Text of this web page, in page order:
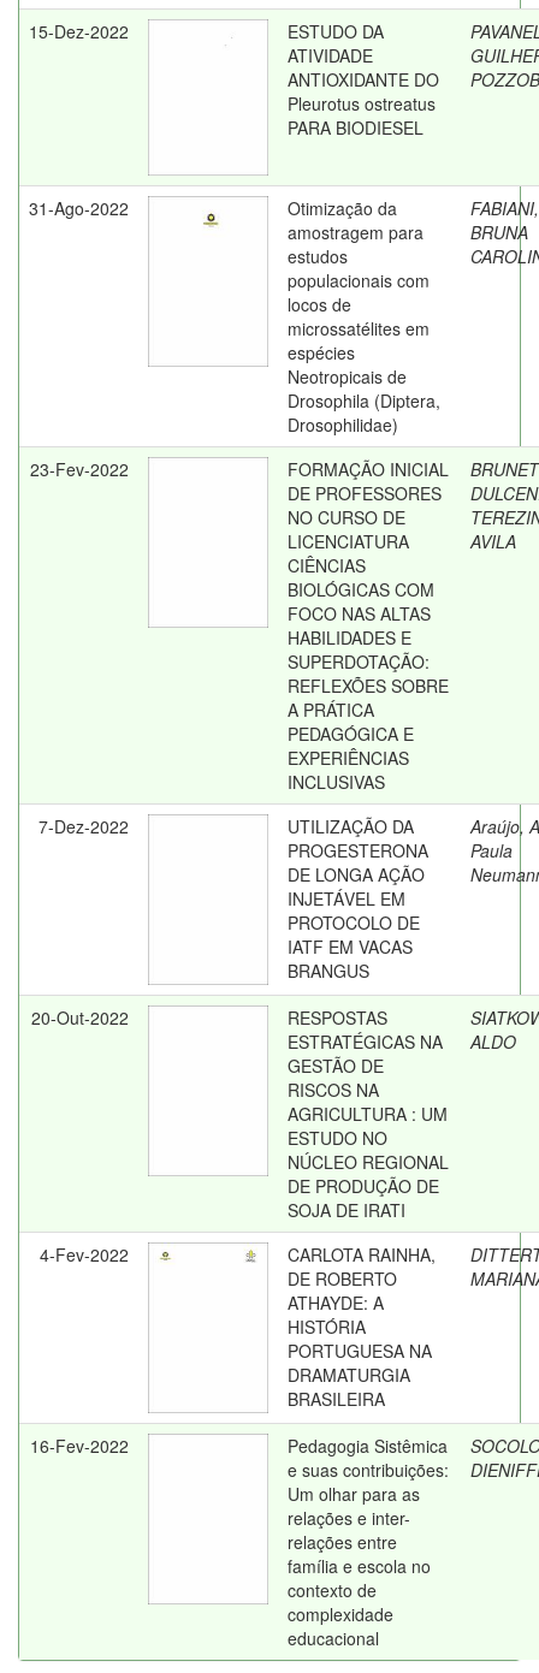
15-Dez-2022
ESTUDO DA
ATIVIDADE
ANTIOXIDANTE DO
Pleurotus ostreatus
PARA BIODIESEL
31-Ago-2022
Otimização da
amostragem para
estudos
populacionais com
locos de
microssatélites em
espécies
Neotropicais de
Drosophila (Diptera,
Drosophilidae)
FABIANI,
BRUNA
23-Fev-2022
FORMAÇÃO INICIAL
DE PROFESSORES
NO CURSO DE
LICENCIATURA
CIÊNCIAS
BIOLÓGICAS COM
FOCO NAS ALTAS
HABILIDADES E
SUPERDOTAÇÃO:
REFLEXÕES SOBRE
A PRÁTICA
PEDAGÓGICA E
EXPERIÊNCIAS
INCLUSIVAS
AVILA
7-Dez-2022
UTILIZAÇÃO DA
PROGESTERONA
DE LONGA AÇÃO
INJETÁVEL EM
PROTOCOLO DE
IATF EM VACAS
BRANGUS
Araújo,
Paula
20-Out-2022
RESPOSTAS
ESTRATÉGICAS NA
GESTÃO DE
RISCOS NA
AGRICULTURA : UM
ESTUDO NO
NÚCLEO REGIONAL
DE PRODUÇÃO DE
SOJA DE IRATI
ALDO
4-Fev-2022
CARLOTA RAINHA,
DE ROBERTO
ATHAYDE: A
HISTÓRIA
PORTUGUESA NA
DRAMATURGIA
BRASILEIRA
16-Fev-2022
Pedagogia Sistêmica
e suas contribuições:
Um olhar para as
relações e inter-
relações entre
família e escola no
contexto de
complexidade
educacional